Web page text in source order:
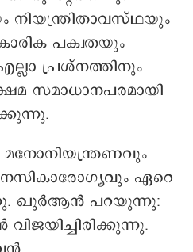
നിയന്ത്രിതാവസ്ഥയും
പക്വതയും
പ്രശ്നത്തിനും
സമാധാനപരമായി
മനോനിയന്ത്രണവും
ഏറെ
ഖുർആൻ പറയുന്നു: